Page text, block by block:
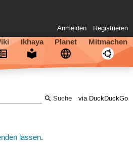
Anmelden Registrieren
Ikhaya Planet Mitmachen
via DuckDuckGo
lassen.